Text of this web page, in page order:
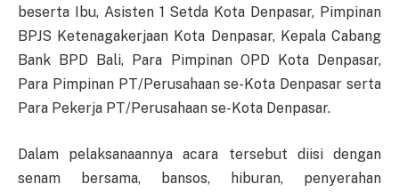
beserta Ibu, Asisten 1 Setda Kota Denpasar, Pimpinan
BPJS Ketenagakerjaan Kota Denpasar, Kepala Cabang
Bank BPD Bali, Para Pimpinan OPD Kota Denpasar,
Para Pimpinan PT/Perusahaan se-Kota Denpasar serta
Para Pekerja PT/Perusahaan se-Kota Denpasar.
Dalam pelaksanaannya acara tersebut diisi dengan
senam bersama, bansos, hiburan, penyerahan